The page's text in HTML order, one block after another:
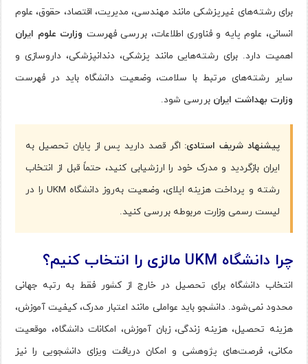
برای رشته‌های غیرپزشکی مانند مهندسی، مدیریت، اقتصاد، حقوق، علوم
انسانی، علوم پایه و فناوری اطلاعات، بررسی فهرست وزارت علوم ایران
اهمیت دارد. برای رشته‌هایی مانند پزشکی، دندانپزشکی، داروسازی و
سایر رشته‌های مرتبط با سلامت، وضعیت دانشگاه باید در فهرست
وزارت بهداشت ایران بررسی شود.
پیشنهاد شریف استادی: اگر قصد دارید پس از پایان تحصیل به
ایران بازگردید و مدرک خود را ارزشیابی کنید، حتماً قبل از انتخاب
رشته و پرداخت هزینه اپلای، وضعیت به‌روز دانشگاه UKM را در
لیست رسمی وزارت مربوطه بررسی کنید.
چرا دانشگاه UKM مالزی را انتخاب کنیم؟
انتخاب دانشگاه برای تحصیل در خارج از کشور فقط به رتبه جهانی
محدود نمی‌شود. دانشجو باید عواملی مانند اعتبار مدرک، کیفیت آموزش،
هزینه تحصیل، هزینه زندگی، زبان آموزش، امکانات دانشگاه، موقعیت
مکانی، فرصت‌های پژوهشی و امکان دریافت ویزای دانشجویی را نیز